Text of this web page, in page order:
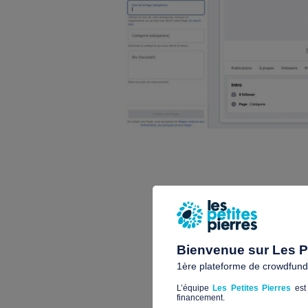
Bienvenue sur Les
1ère plateforme de
L’équipeLes Petites Pierres
financement.